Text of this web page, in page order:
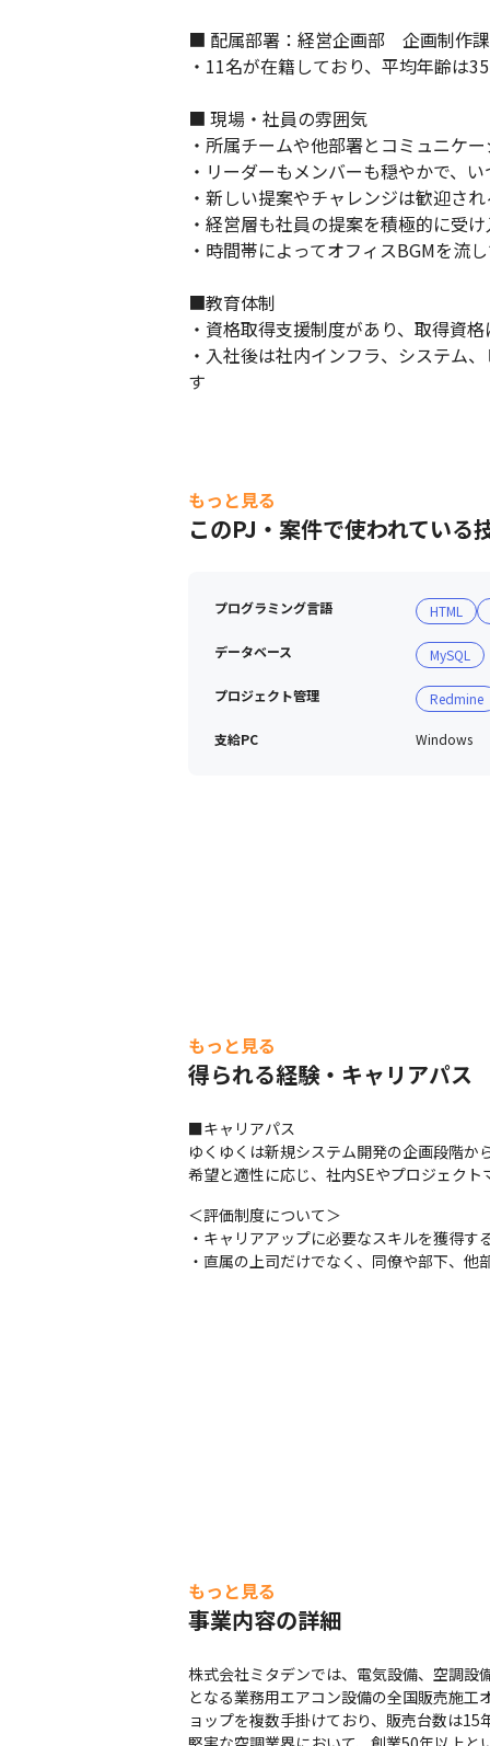
■ 配属部署：経営企画部　企画制作
・11名が在籍しており、平均年齢は
■ 現場・社員の雰囲気
・所属チームや他部署とコミュニケ
・リーダーもメンバーも穏やかで、
・新しい提案やチャレンジは歓迎さ
・経営層も社員の提案を積極的に受
・時間帯によってオフィスBGMを流
■教育体制
・資格取得支援制度があり、取得資
・入社後は社内インフラ、システム
す
もっと見る
このPJ・案件で使われている
プログラミング言語 HTML
データベース MySQL
プロジェクト管理 Redmine
支給PC Windows
もっと見る
得られる経験・キャリアパス
■キャリアパス
ゆくゆくは新規システム開発の企画段階
希望と適性に応じ、社内SEやプロジェク
＜評価制度について＞
・キャリアアップに必要なスキルを獲得
・直属の上司だけでなく、同僚や部下、
もっと見る
事業内容の詳細
株式会社ミタデンでは、電気設備、空調
となる業務用エアコン設備の全国販売施
ョップを複数手掛けており、販売台数は